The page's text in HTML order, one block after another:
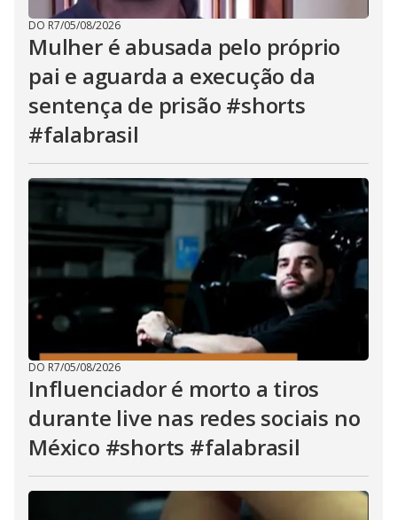
DO R7/05/08/2026
Mulher é abusada pelo próprio
pai e aguarda a execução da
sentença de prisão #shorts
#falabrasil
DO R7/05/08/2026
Influenciador é morto a tiros
durante live nas redes sociais no
México #shorts #falabrasil